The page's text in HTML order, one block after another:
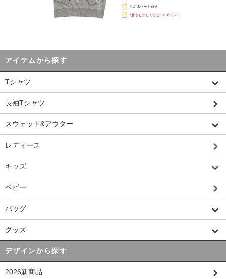
アイテムから探す
Tシャツ
長袖Tシャツ
スウェット&アウター
レディース
キッズ
ベビー
バッグ
グッズ
デザインから探す
2026新商品